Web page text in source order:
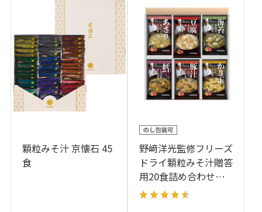
顆粒みそ汁 京懐石 45
食
野﨑洋光監修フリーズ
ドライ顆粒みそ汁贈答
用20食詰め合わせセ
ット